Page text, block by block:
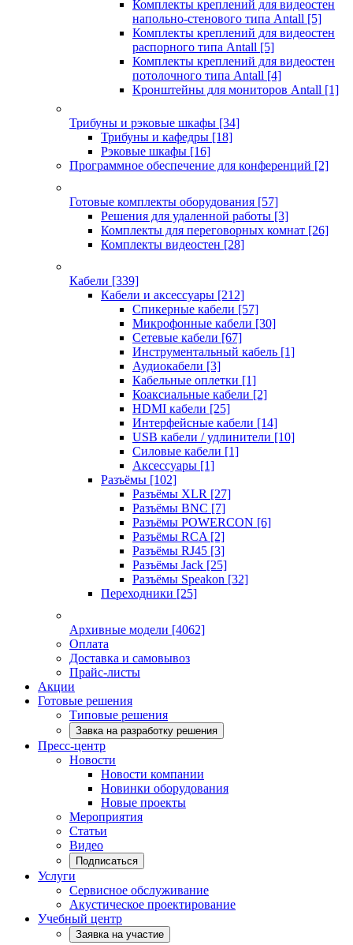
Комплекты креплений для видеостен
напольно-стенового типа Antall [5]
Комплекты креплений для видеостен
распорного типа Antall [5]
Комплекты креплений для видеостен
потолочного типа Antall [4]
Кронштейны для мониторов Antall [1]
Трибуны и рэковые шкафы [34]
Трибуны и кафедры [18]
Рэковые шкафы [16]
Программное обеспечение для конференций [2]
Готовые комплекты оборудования [57]
Решения для удаленной работы [3]
Комплекты для переговорных комнат [26]
Комплекты видеостен [28]
Кабели [339]
Кабели и аксессуары [212]
Спикерные кабели [57]
Микрофонные кабели [30]
Сетевые кабели [67]
Инструментальный кабель [1]
Аудиокабели [3]
Кабельные оплетки [1]
Коаксиальные кабели [2]
HDMI кабели [25]
Интерфейсные кабели [14]
USB кабели / удлинители [10]
Силовые кабели [1]
Аксессуары [1]
Разъёмы [102]
Разъёмы XLR [27]
Разъёмы BNC [7]
Разъёмы POWERCON [6]
Разъёмы RCA [2]
Разъёмы RJ45 [3]
Разъёмы Jack [25]
Разъёмы Speakon [32]
Переходники [25]
Архивные модели [4062]
Оплата
Доставка и самовывоз
Прайс-листы
Акции
Готовые решения
Типовые решения
Завка на разработку решения
Пресс-центр
Новости
Новости компании
Новинки оборудования
Новые проекты
Мероприятия
Статьи
Видео
Подписаться
Услуги
Сервисное обслуживание
Акустическое проектирование
Учебный центр
Заявка на участие